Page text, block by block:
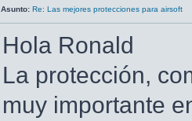
Asunto: Re: Las mejores protecciones para airsoft
Hola Ronald
La protección,
muy importante